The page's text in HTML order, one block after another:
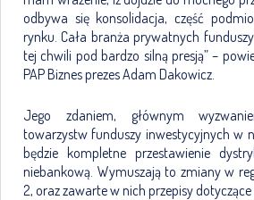
odbywa się konsolidacja, część
rynku. Cała branża prywatnych
tej chwili pod bardzo silną presją” –
PAP Biznes prezes Adam Dakowicz.
Jego zdaniem, głównym
towarzystw funduszy inwestycyjnych w
będzie kompletne przestawienie
niebankową. Wymuszają to zmiany w
2, oraz zawarte w nich przepisy